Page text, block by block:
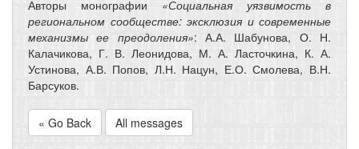
Авторы монографии «Социальная уязвимость в
региональном сообществе: эксклюзия и современные
механизмы ее преодоления»: А.А. Шабунова, О. Н.
Калачикова, Г. В. Леонидова, М. А. Ласточкина, К. А.
Устинова, А.В. Попов, Л.Н. Нацун, Е.О. Смолева, В.Н.
Барсуков.
« Go Back All messages